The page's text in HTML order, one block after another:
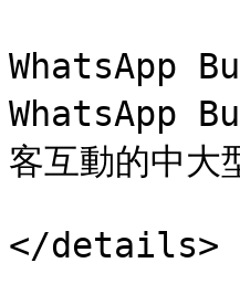
WhatsApp
WhatsApp
客互動的中大
</details>